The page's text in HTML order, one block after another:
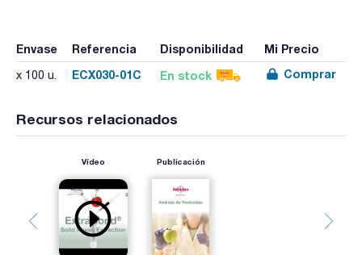
Envase Referencia Disponibilidad Mi Precio
x 100 u. ECX030-01C En stock Comprar
Recursos relacionados
Vídeo Publicación